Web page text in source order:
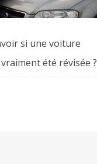
si une voiture
vraiment été révisée ?